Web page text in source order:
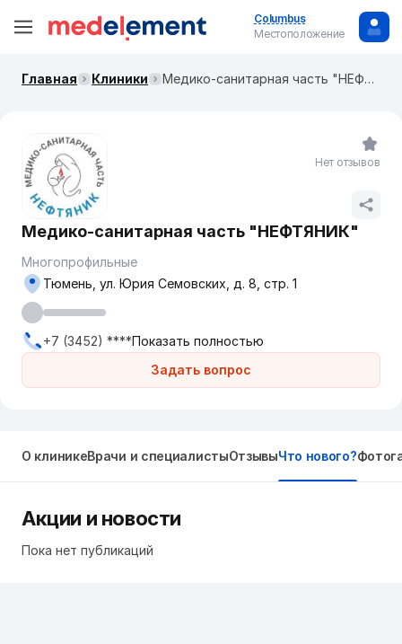
Columbus
Местоположение
Главная Клиники Медико-санитарная часть "НЕФТЯНИК"
Медико-санитарная часть "НЕФТЯНИК"
Многопрофильные
Задать вопрос
Тюмень, ул. Юрия Семовских, д. 8, стр. 1
+7 (3452) ****Показать полностью
Нет отзывов
О клиникеВрачи и специалистыОтзывыЧто нового?
Акции и новости
Пока нет публикаций